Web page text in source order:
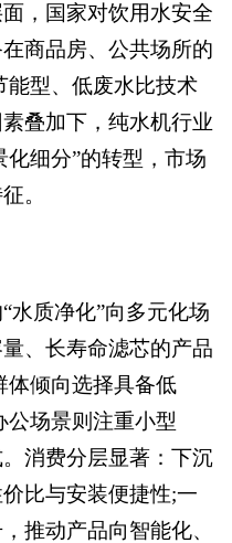
，国家对饮用水安全
商品房、公共场所的
能型、低废水比技术
叠加下，纯水机行业
化细分”的转型，市场
。
水质净化”向多元化场
、长寿命滤芯的产品
体倾向选择具备低
场景则注重小型
消费分层显著：下沉
比与安装便捷性;一
推动产品向智能化、